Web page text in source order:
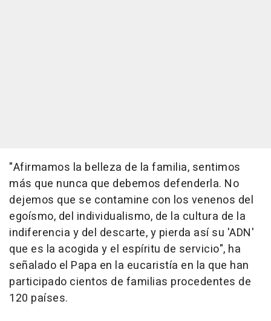
"Afirmamos la belleza de la familia, sentimos
más que nunca que debemos defenderla. No
dejemos que se contamine con los venenos del
egoísmo, del individualismo, de la cultura de la
indiferencia y del descarte, y pierda así su 'ADN'
que es la acogida y el espíritu de servicio", ha
señalado el Papa en la eucaristía en la que han
participado cientos de familias procedentes de
120 países.